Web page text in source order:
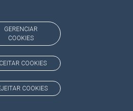
GERENCIAR
COOKIES
COOKIES
COOKIES
RESPONSABILIDADE 2014
DE PORTO MURTINHO
JOÃO DELEVATTI, HEITOR